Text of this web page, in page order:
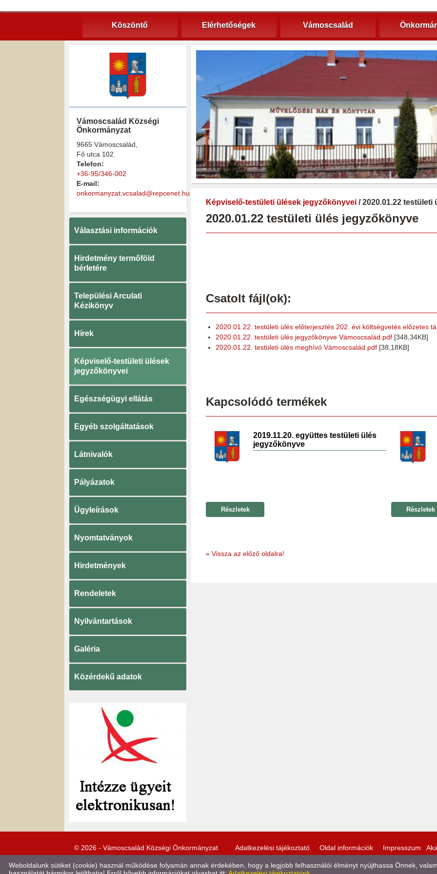
Köszöntő Elérhetőségek Vámoscsalád
Vámoscsalád Községi
Önkormányzat
9665 Vámoscsalád,
Fő utca 102.
Telefon:
+36-95/346-002
E-mail:
onkormanyzat.vcsalad@repcenet.hu
Választási információk
Hirdetmény termőföld
bérletére
Települési Arculati
Kézikönyv
Hírek
Képviselő-testületi ülések
jegyzőkönyvei
Egészségügyi ellátás
Egyéb szolgáltatások
Látnivalók
Pályázatok
Ügyleírások
Nyomtatványok
Hirdetmények
Rendeletek
Nyilvántartások
Galéria
Közérdekű adatok
Képviselő-testületi ülések jegyzőkönyvei / 2020.01.22
2020.01.22 testületi ülés jegyzőkönyve
Csatolt fájl(ok):
2020.01.22. testületi ülés előterjesztés 202. évi költségvetés előzetes
2020.01.22. testületi ülés jegyzőkönyve Vámoscsalád.pdf [348,34KB]
2020.01.22. testületi ülés meghívó Vámoscsalád.pdf [38,18KB]
Kapcsolódó termékek
2019.11.20. együttes testületi ülés
jegyzőkönyve
Részletek Részletek
« Vissza az előző oldalra!
© 2026 - Vámoscsalád Községi Önkormányzat Adatkezelési tájékoztató Oldal információk Impresszum
Weboldalunk sütiket (cookie) használ működése folyamán annak érdekében, hogy a legjobb felhasználói élményt nyújthassa Önnek,